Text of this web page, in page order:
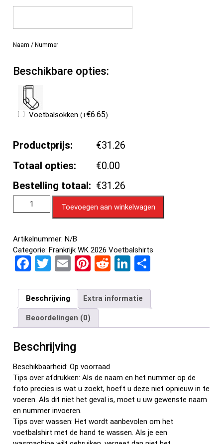
Naam / Nummer
Beschikbare opties:
Voetbalsokken(+€6.65)
Productprijs:
€31.26
Totaal opties:
€0.00
Bestelling totaal: €31.26
Toevoegen aan winkelwagen
Artikelnummer:N/B
Categorie:Frankrijk WK 2026 Voetbalshirts
F
ce
b
o
o
k
T
tt
er
E
ail
Pi
er
es
t
R
d
di
t
Li
ke
dI
n
e
n
Beschrijving Extra informatie
Beoordelingen (0)
Beschrijving
Beschikbaarheid: Op voorraad
Tips over afdrukken: Als de naam en het nummer op de
foto precies is wat u zoekt, hoeft u deze niet opnieuw in te
voeren. Als dit niet het geval is, moet u uw gewenste naam
en nummer invoeren.
Tips over wassen: Het wordt aanbevolen om het
voetbalshirt met de hand te wassen. Als je een